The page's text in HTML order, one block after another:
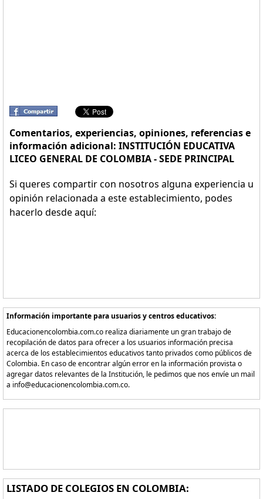
Comentarios, experiencias, opiniones, referencias e
información adicional: INSTITUCIÓN EDUCATIVA
LICEO GENERAL DE COLOMBIA - SEDE PRINCIPAL
Si queres compartir con nosotros alguna experiencia u
opinión relacionada a este establecimiento, podes
hacerlo desde aquí:
Información importante para usuarios y centros educativos:
Educacionencolombia.com.co realiza diariamente un gran trabajo de
recopilación de datos para ofrecer a los usuarios información precisa
acerca de los establecimientos educativos tanto privados como públicos de
Colombia. En caso de encontrar algún error en la información provista o
agregar datos relevantes de la Institución, le pedimos que nos envíe un mail
a info@educacionencolombia.com.co.
LISTADO DE COLEGIOS EN COLOMBIA: